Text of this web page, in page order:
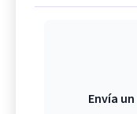
Envía